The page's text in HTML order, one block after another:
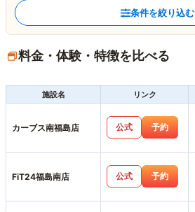
条件を絞り込む
料金・体験・特徴を比べる
施設名
リンク
カーブス南福島店 公式 予約
FiT24福島南店 公式 予約